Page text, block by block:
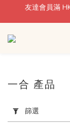
友達會員滿
用
篩
一合 產品
篩選